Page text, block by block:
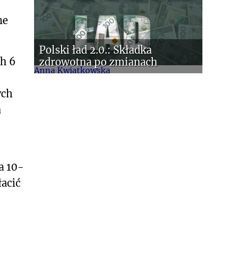
6
10-
Anna Kwiatkowska
Polski ład 2.0.: Składka
zdrowotna po zmianach